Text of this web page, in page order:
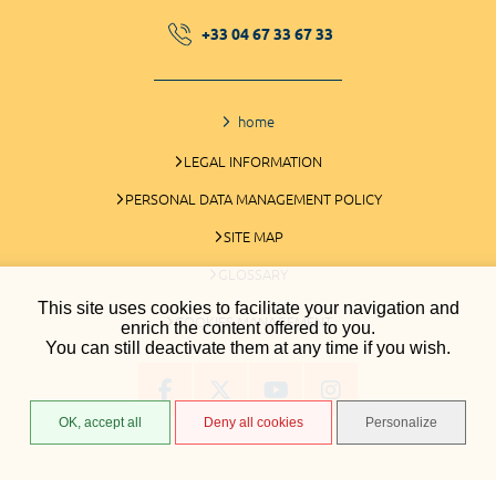
This site uses cookies to facilitate your navigation and
enrich the content offered to you.
You can still deactivate them at any time if you wish.
OK, accept all Deny all cookies Personalize
+33 04 67 33 67 33
home
LEGAL INFORMATION
PERSONAL DATA MANAGEMENT POLICY
SITE MAP
GLOSSARY
COOKIES MANAGEMENT